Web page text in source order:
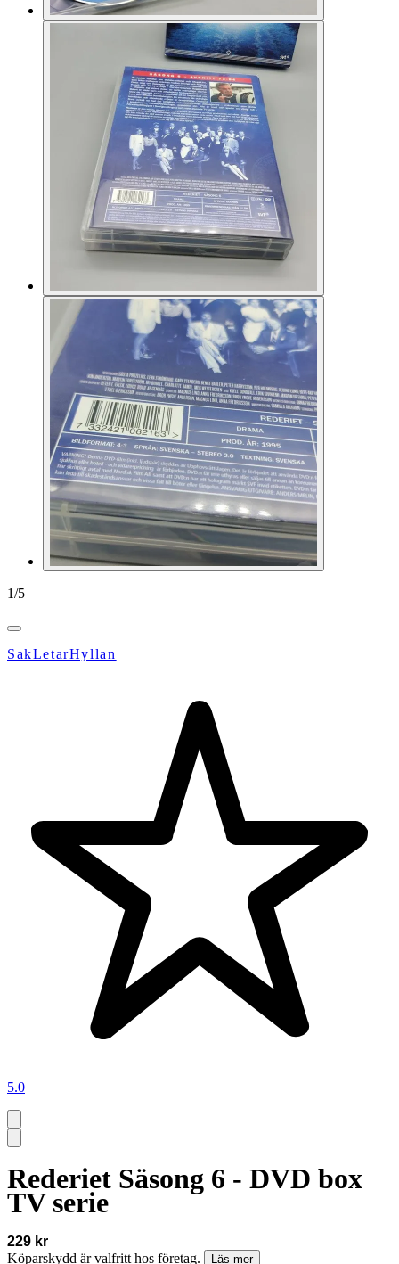
1/5
SakLetarHyllan
5.0
Rederiet Säsong 6 - DVD box
TV serie
229 kr
Köparskydd är valfritt hos företag.
Läs mer